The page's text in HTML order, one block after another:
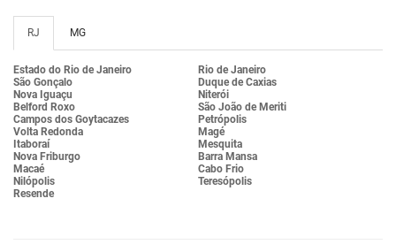
RJ MG
Estado do Rio de Janeiro
Rio de Janeiro
São Gonçalo
Duque de Caxias
Nova Iguaçu
Niterói
Belford Roxo
São João de Meriti
Campos dos Goytacazes
Petrópolis
Volta Redonda
Magé
Itaboraí
Mesquita
Nova Friburgo
Barra Mansa
Macaé
Cabo Frio
Nilópolis
Teresópolis
Resende